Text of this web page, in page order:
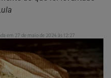
em 27 de maio de 2024 às 12:27